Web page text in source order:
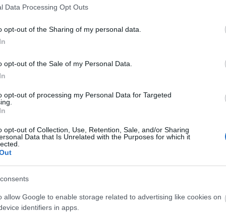
Data Processing Opt Outs
opt-out of the Sharing of my personal data.
opt-out of the Sale of my Personal Data.
opt-out of processing my Personal Data for Targeted
opt-out of Collection, Use, Retention, Sale, and/or Sharing
Data that Is Unrelated with the Purposes for which it
allow Google to enable storage related to advertising like cookies on
identifiers in apps.
falra?(Olyan apróságokra is térj ki fejben,
majd lerántani...)
TV kiválasztáshoz:
nézni?
a legmesszebbit és a legközelebbit is írd
hatással lesz majd! Bár léteznek különböző
mekkora képernyőt kellemes nézni, az
vannak a számítási módokban, hogy inkább a
hinni. A lemért adatok alapján,
olyan messze a kiszemelt TV-től
a kiszemelt helyre?
hogy a TV állványon egyszerűen